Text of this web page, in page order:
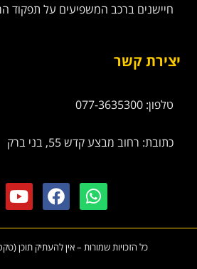
חיישנים ברכב המשפיעים על תפקוד
יצירת קשר
טלפון: 077-3635300
כתובת: רחוב מבצע קדש 55, בני ברק
כל הזכויות שמורות – אין להעתיק תוכן